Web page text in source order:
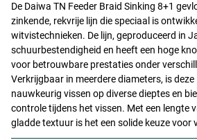
De Daiwa TN Feeder Braid Sinking 8+1
zinkende, rekvrije lijn die speciaal is
witvistechnieken. De lijn, geproduceerd in
schuurbestendigheid en heeft een hoge
voor betrouwbare prestaties onder
Verkrijgbaar in meerdere diameters, is
nauwkeurig vissen op diverse dieptes en
controle tijdens het vissen. Met een lengte
gladde textuur is het een solide keuze voor